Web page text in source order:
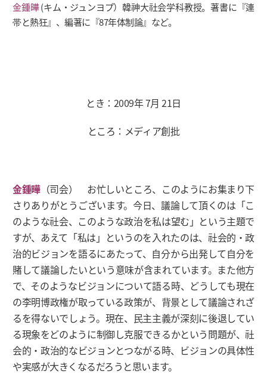
金鍾曄(キム・ジュンヨプ）韓神大社会学科教授。著書に『連
帯と熱狂』、編著に『87年体制論』など。
とき：2009年 7月 21日
ところ：メディア創批
金鍾曄（司会） お忙しいところ、このようにお集まり下
さりありがとうございます。今日、議論して頂くのは「こ
のような社会、このような政治を私は望む」という主題で
すが、あえて「私は」というのを入れたのは、社会的・政
治的ビジョンを語るにあたって、自分から出発して自分を
賭して議論したいという意味が含まれています。また他方
で、そのようなビジョンについて語る時、どうしても現在
の李明博政権が取っている政策が、背景として議論されざ
るを得ないでしょう。現在、民主主義が深刻に後退してい
る現象をどのように制御し克服できるかという問題が、社
会的・政治的なビジョンとつながる時、ビジョンの具体性
や実感が大きくなるだろうと思います。